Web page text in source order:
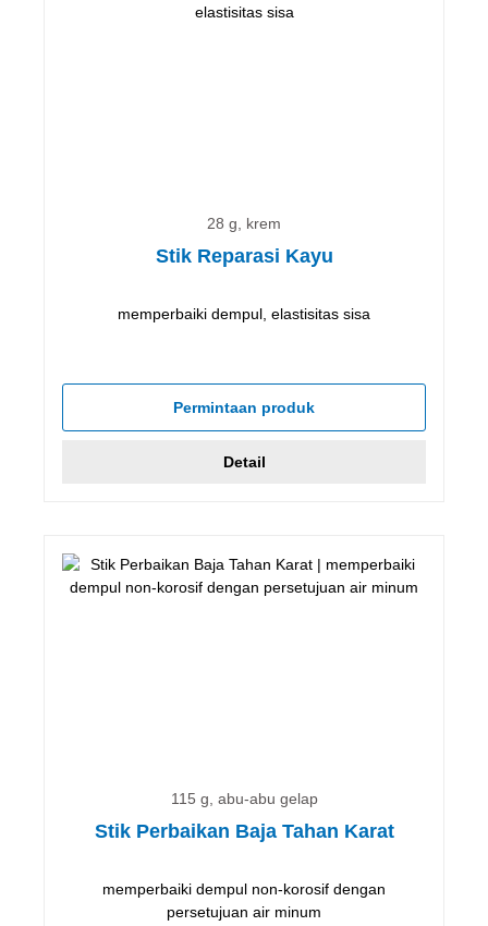
28 g, krem
Stik Reparasi Kayu
memperbaiki dempul, elastisitas sisa
Permintaan produk
Detail
115 g, abu-abu gelap
Stik Perbaikan Baja Tahan Karat
memperbaiki dempul non-korosif dengan
persetujuan air minum